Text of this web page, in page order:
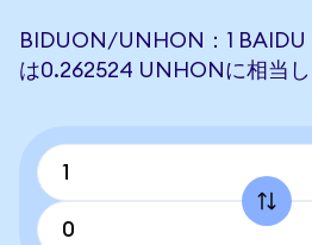
BIDUON/UNHON：1 BAIDU
は0.262524 UNHONに相当